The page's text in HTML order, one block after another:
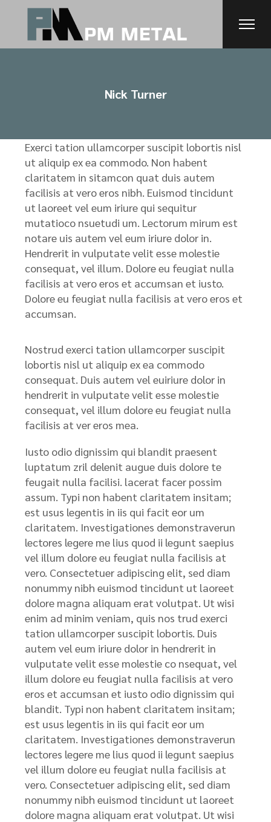
Nick Turner
Exerci tation ullamcorper suscipit lobortis nisl
ut aliquip ex ea commodo. Non habent
claritatem in sitamcon quat duis autem
facilisis at vero eros nibh. Euismod tincidunt
ut laoreet vel eum iriure qui sequitur
mutatioco nsuetudi um. Lectorum mirum est
notare uis autem vel eum iriure dolor in.
Hendrerit in vulputate velit esse molestie
consequat, vel illum. Dolore eu feugiat nulla
facilisis at vero eros et accumsan et iusto.
Dolore eu feugiat nulla facilisis at vero eros et
accumsan.
Nostrud exerci tation ullamcorper suscipit
lobortis nisl ut aliquip ex ea commodo
consequat. Duis autem vel euiriure dolor in
hendrerit in vulputate velit esse molestie
consequat, vel illum dolore eu feugiat nulla
facilisis at ver eros mea.
Iusto odio dignissim qui blandit praesent
luptatum zril delenit augue duis dolore te
feugait nulla facilisi. lacerat facer possim
assum. Typi non habent claritatem insitam;
est usus legentis in iis qui facit eor um
claritatem. Investigationes demonstraverun
lectores legere me lius quod ii legunt saepius
vel illum dolore eu feugiat nulla facilisis at
vero. Consectetuer adipiscing elit, sed diam
nonummy nibh euismod tincidunt ut laoreet
dolore magna aliquam erat volutpat. Ut wisi
enim ad minim veniam, quis nos trud exerci
tation ullamcorper suscipit lobortis. Duis
autem vel eum iriure dolor in hendrerit in
vulputate velit esse molestie co nsequat, vel
illum dolore eu feugiat nulla facilisis at vero
eros et accumsan et iusto odio dignissim qui
blandit. Typi non habent claritatem insitam;
est usus legentis in iis qui facit eor um
claritatem. Investigationes demonstraverun
lectores legere me lius quod ii legunt saepius
vel illum dolore eu feugiat nulla facilisis at
vero. Consectetuer adipiscing elit, sed diam
nonummy nibh euismod tincidunt ut laoreet
dolore magna aliquam erat volutpat. Ut wisi